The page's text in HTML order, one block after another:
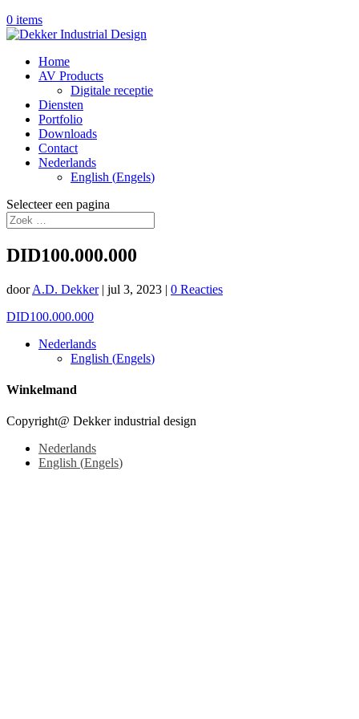
0 items
Home
AV Products
Digitale receptie
Diensten
Portfolio
Downloads
Contact
Nederlands
English (Engels)
Selecteer een pagina
DID100.000.000
doorA.D. Dekker| jul 3, 2023 | 0 Reacties
DID100.000.000
Nederlands
English (Engels)
Winkelmand
Copyright@ Dekker industrial design
Nederlands
English (Engels)